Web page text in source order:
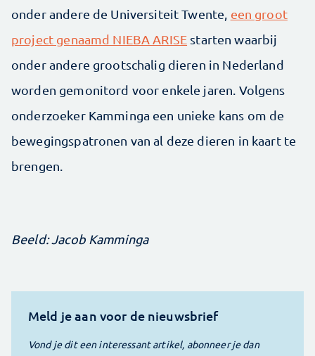
onder andere de Universiteit Twente, een groot
project genaamd NIEBA ARISE starten waarbij
onder andere grootschalig dieren in Nederland
worden gemonitord voor enkele jaren. Volgens
onderzoeker Kamminga een unieke kans om de
bewegingspatronen van al deze dieren in kaart te
brengen.
Beeld: Jacob Kamminga
Meld je aan voor de nieuwsbrief
Vond je dit een interessant artikel, abonneer je dan